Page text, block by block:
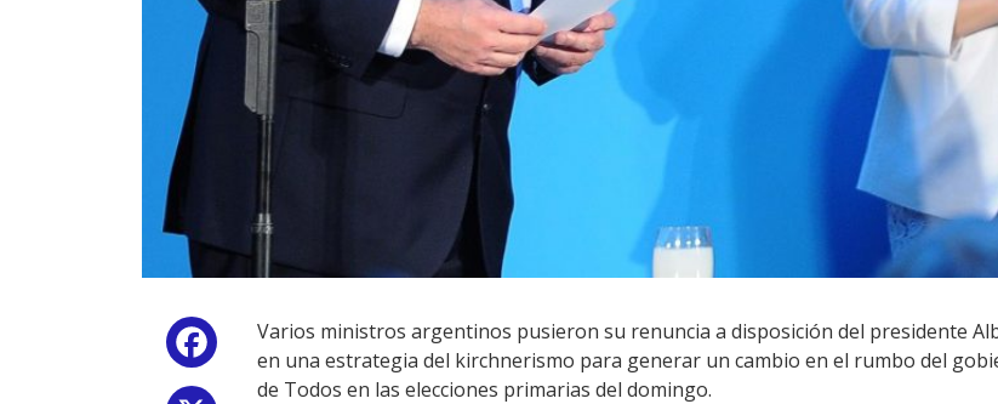
Facebook
Varios ministros argentinos pusieron su renuncia a disposición del presidente
en una estrategia del kirchnerismo para generar un cambio en el rumbo del
de Todos en las elecciones primarias del domingo.